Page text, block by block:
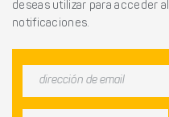
deseas utilizar para acceder
notificaciones.